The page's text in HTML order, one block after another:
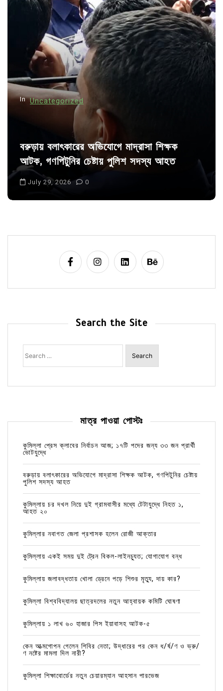
o
n
In Uncategorized
বরুড়ায় বলাৎকারের অভিযোগে মাদ্রাসা শিক্ষক
আটক, গণপিটুনির চেষ্টায় পুলিশ সদস্য আহত
July 29, 2026 0
Search the Site
Search
for:
মাত্র পাওয়া পোস্টঃ
কুমিল্লা প্রেস ক্লাবের নির্বাচন আজ; ১৭টি পদের জন্য ৩৩ জন প্রার্থী
ভোটযুদ্ধে
বরুড়ায় বলাৎকারের অভিযোগে মাদ্রাসা শিক্ষক আটক, গণপিটুনির চেষ্টায়
পুলিশ সদস্য আহত
কুমিল্লায় চর দখল নিয়ে দুই গ্রামবাসীর মধ্যে টেটাযুদ্ধে নিহত ১,
আহত ২০
কুমিল্লার নবাগত জেলা প্রশাসক হলেন রোজী আক্তার
কুমিল্লায় একই সময় দুই ট্রেন বিকল-লাইনচ্যুত; যোগাযোগ বন্ধ
কুমিল্লায় জলাবদ্ধতায় খোলা ড্রেনে পড়ে শিশুর মৃত্যু, দায় কার?
কুমিল্লা বিশ্ববিদ্যালয় ছাত্রদলের নতুন আহ্বায়ক কমিটি ঘোষণা
কুমিল্লায় ১ লাখ ৬০ হাজার পিস ইয়াবাসহ আটক-৫
কেন আত্মগোপন গেলেন শিবির নেতা; উদ্ধারের পর কেন ধ/র্ষ/ণ ও ভ্রু/
ণ নষ্টের মামলা দিল নারী?
কুমিল্লা শিক্ষাবোর্ডের নতুন চেয়ারম্যান আহসান পারভেজ